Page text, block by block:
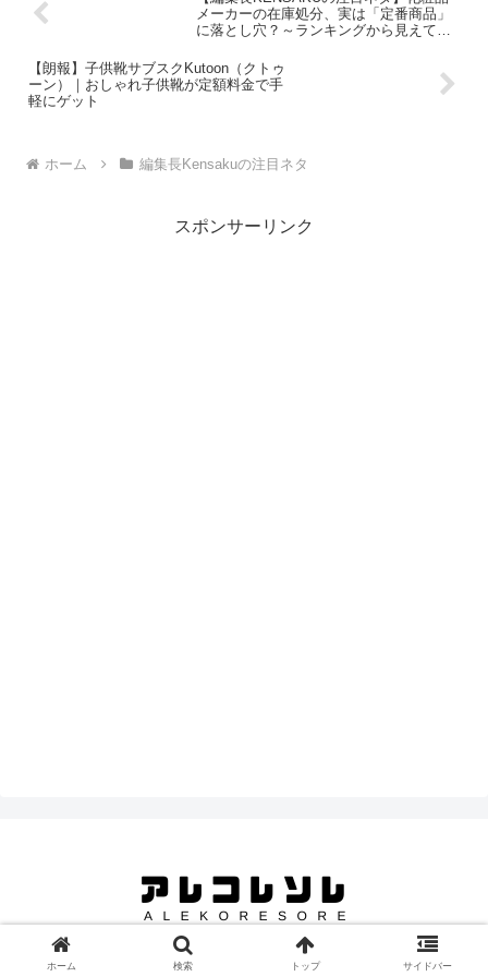
メーカーの在庫処分、実は「定番商品」
に落とし穴？～ランキングから見えてく
【朗報】子供靴サブスクKutoon（クトゥ
ーン）｜おしゃれ子供靴が定額料金で手
軽にゲット
ホーム 編集長Kensakuの注目ネタ
スポンサーリンク
© 2025 アレコレソレ.
ホーム 検索 トップ サイドバー